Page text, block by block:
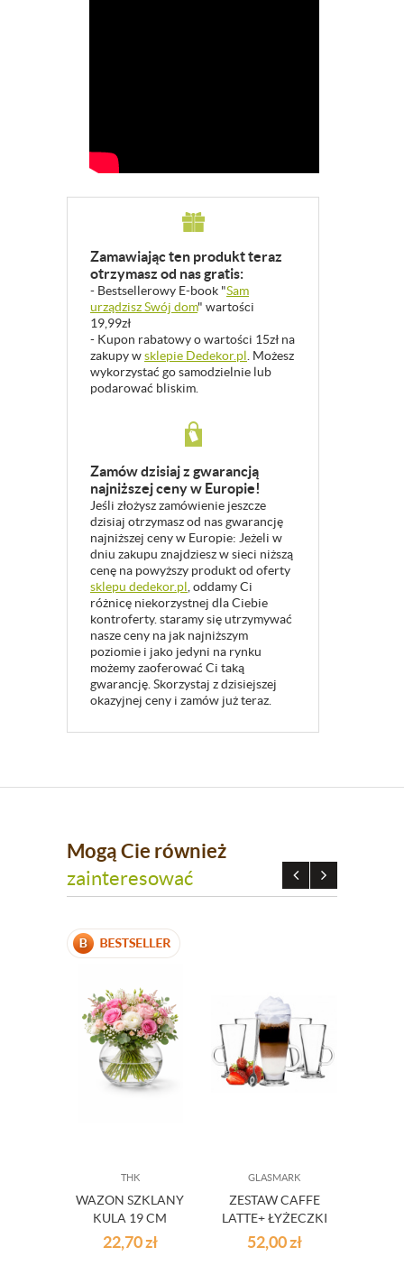
Zamawiając ten produkt teraz
otrzymasz od nas gratis:
- Bestsellerowy E-book "Sam
urządzisz Swój dom" wartości
19,99zł
- Kupon rabatowy o wartości 15zł na
zakupy wsklepie Dedekor.pl. Możesz
wykorzystać go samodzielnie lub
podarować bliskim.
Zamów dzisiaj z gwarancją
najniższej ceny w Europie!
Jeśli złożysz zamówienie jeszcze
dzisiaj otrzymasz od nas gwarancję
najniższej ceny w Europie: Jeżeli w
dniu zakupu znajdziesz w sieci niższą
cenę na powyższy produkt od oferty
sklepu dedekor.pl, oddamy Ci
różnicę niekorzystnej dla Ciebie
kontroferty. staramy się utrzymywać
nasze ceny na jak najniższym
poziomie i jako jedyni na rynku
możemy zaoferować Ci taką
gwarancję. Skorzystaj z dzisiejszej
okazyjnej ceny i zamów już teraz.
Mogą Cie również
zainteresować
THK
WAZON SZKLANY
KULA 19 CM
22,70zł
GLASMARK
ZESTAW CAFFE
LATTE+ ŁYŻECZKI
52,00zł